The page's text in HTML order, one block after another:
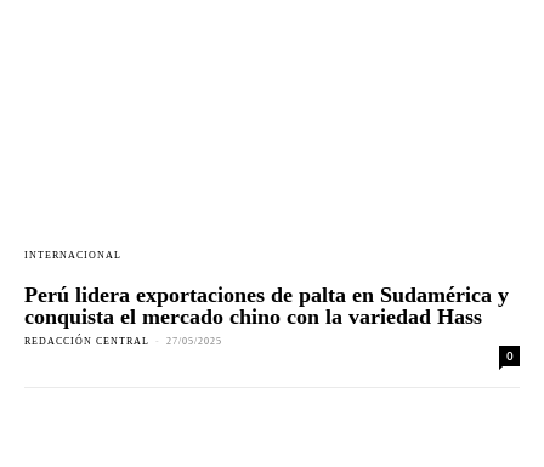
INTERNACIONAL
Perú lidera exportaciones de palta en Sudamérica y
conquista el mercado chino con la variedad Hass
REDACCIÓN CENTRAL - 27/05/2025
0